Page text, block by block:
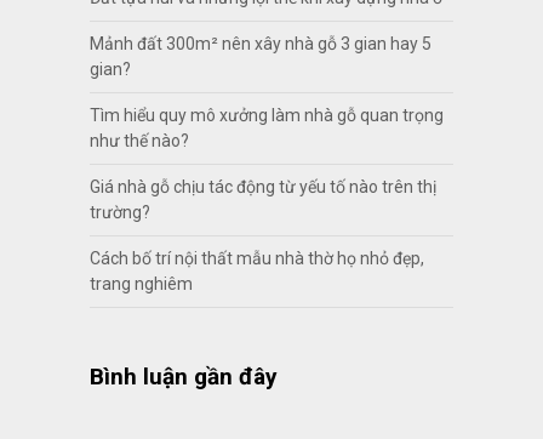
Mảnh đất 300m² nên xây nhà gỗ 3 gian hay 5
gian?
Tìm hiểu quy mô xưởng làm nhà gỗ quan trọng
như thế nào?
Giá nhà gỗ chịu tác động từ yếu tố nào trên thị
trường?
Cách bố trí nội thất mẫu nhà thờ họ nhỏ đẹp,
trang nghiêm
Bình luận gần đây